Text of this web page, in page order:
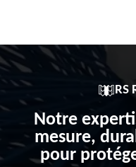
RS
Notre
mesure,
pour